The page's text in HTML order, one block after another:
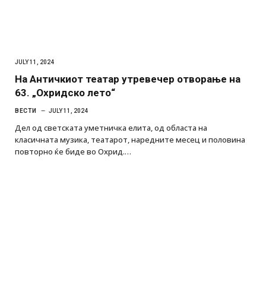
JULY 11, 2024
На Античкиот театар утревечер отворање на
63. „Охридско лето“
ВЕСТИ JULY 11, 2024
Дел од светската уметничка елита, од областа на
класичната музика, театарот, наредните месец и половина
повторно ќе биде во Охрид.…